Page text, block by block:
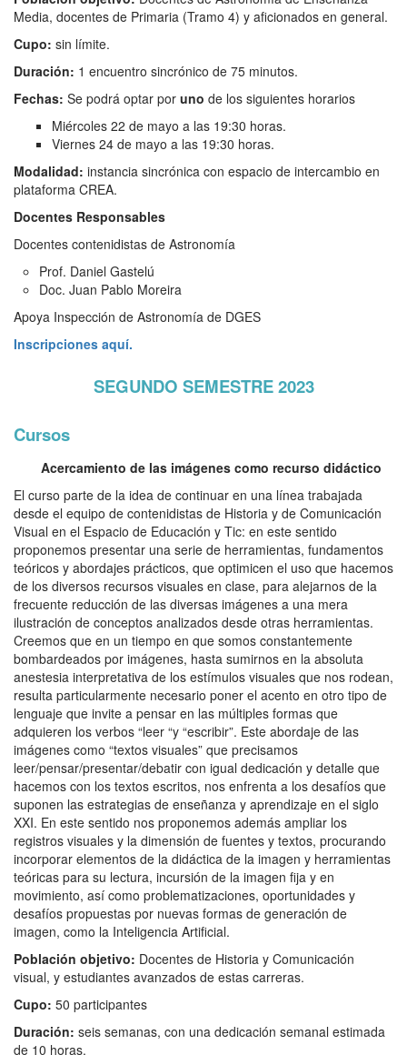
Media, docentes de Primaria (Tramo 4) y aficionados en general.
Cupo: sin límite.
Duración: 1 encuentro sincrónico de 75 minutos.
Fechas: Se podrá optar por uno de los siguientes horarios
Miércoles 22 de mayo a las 19:30 horas.
Viernes 24 de mayo a las 19:30 horas.
Modalidad: instancia sincrónica con espacio de intercambio en
plataforma CREA.
Docentes Responsables
Docentes contenidistas de Astronomía
Prof. Daniel Gastelú
Doc. Juan Pablo Moreira
Apoya Inspección de Astronomía de DGES
Inscripciones aquí.
SEGUNDO SEMESTRE 2023
Cursos
Acercamiento de las imágenes como recurso didáctico
El curso parte de la idea de continuar en una línea trabajada
desde el equipo de contenidistas de Historia y de Comunicación
Visual en el Espacio de Educación y Tic: en este sentido
proponemos presentar una serie de herramientas, fundamentos
teóricos y abordajes prácticos, que optimicen el uso que hacemos
de los diversos recursos visuales en clase, para alejarnos de la
frecuente reducción de las diversas imágenes a una mera
ilustración de conceptos analizados desde otras herramientas.
Creemos que en un tiempo en que somos constantemente
bombardeados por imágenes, hasta sumirnos en la absoluta
anestesia interpretativa de los estímulos visuales que nos rodean,
resulta particularmente necesario poner el acento en otro tipo de
lenguaje que invite a pensar en las múltiples formas que
adquieren los verbos “leer “y “escribir”. Este abordaje de las
imágenes como “textos visuales” que precisamos
leer/pensar/presentar/debatir con igual dedicación y detalle que
hacemos con los textos escritos, nos enfrenta a los desafíos que
suponen las estrategias de enseñanza y aprendizaje en el siglo
XXI. En este sentido nos proponemos además ampliar los
registros visuales y la dimensión de fuentes y textos, procurando
incorporar elementos de la didáctica de la imagen y herramientas
teóricas para su lectura, incursión de la imagen fija y en
movimiento, así como problematizaciones, oportunidades y
desafíos propuestas por nuevas formas de generación de
imagen, como la Inteligencia Artificial.
Población objetivo: Docentes de Historia y Comunicación
visual, y estudiantes avanzados de estas carreras.
Cupo: 50 participantes
Duración: seis semanas, con una dedicación semanal estimada
de 10 horas.